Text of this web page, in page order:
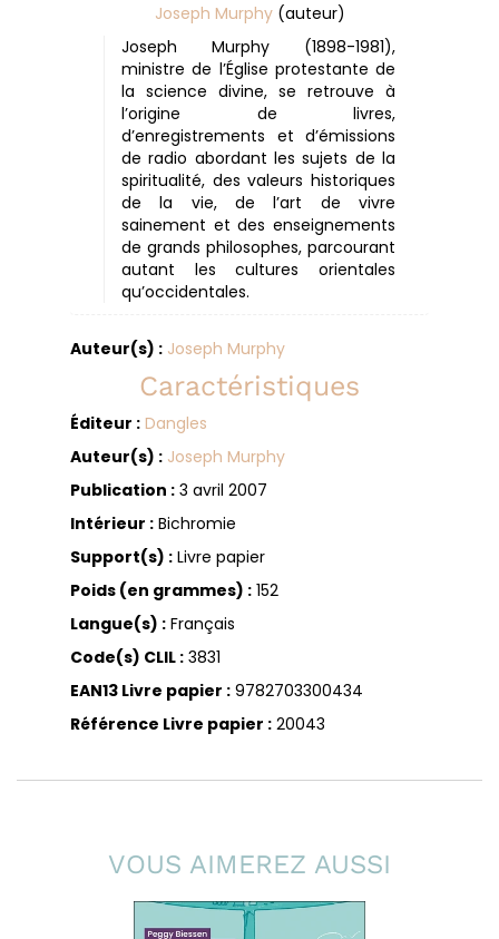
Joseph Murphy(auteur)
Joseph Murphy (1898-1981),
ministre de l’Église protestante de
la science divine, se retrouve à
l’origine de livres,
d’enregistrements et d’émissions
de radio abordant les sujets de la
spiritualité, des valeurs historiques
de la vie, de l’art de vivre
sainement et des enseignements
de grands philosophes, parcourant
autant les cultures orientales
qu’occidentales.
Auteur(s) : Joseph Murphy
Caractéristiques
Éditeur : Dangles
Auteur(s) : Joseph Murphy
Publication :3 avril 2007
Intérieur :Bichromie
Support(s) :Livre papier
Poids (en grammes) :152
Langue(s) :Français
Code(s) CLIL :3831
EAN13 Livre papier :9782703300434
Référence Livre papier :20043
VOUS AIMEREZ AUSSI